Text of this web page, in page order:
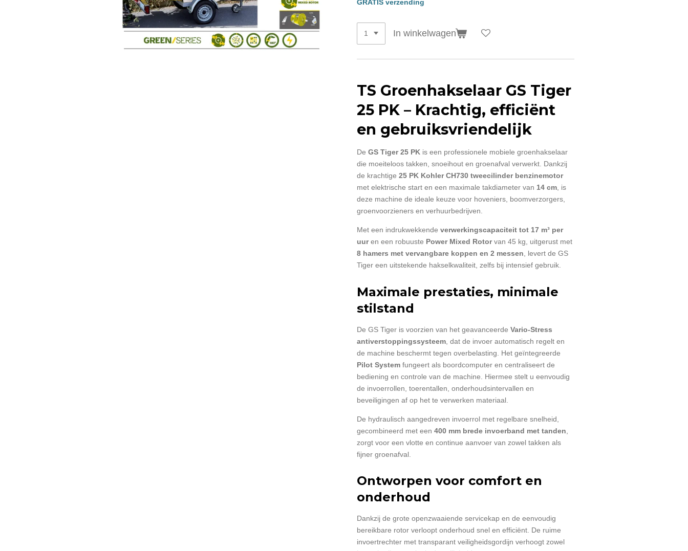
GRATIS verzending
In winkelwagen
TS Groenhakselaar GS Tiger
25 PK – Krachtig, efficiënt
en gebruiksvriendelijk
De GS Tiger 25 PK is een professionele mobiele groenhakselaar
die moeiteloos takken, snoeihout en groenafval verwerkt. Dankzij
de krachtige 25 PK Kohler CH730 tweecilinder benzinemotor
met elektrische start en een maximale takdiameter van 14 cm, is
deze machine de ideale keuze voor hoveniers, boomverzorgers,
groenvoorzieners en verhuurbedrijven.
Met een indrukwekkende verwerkingscapaciteit tot 17 m³ per
uuren een robuuste Power Mixed Rotorvan 45 kg, uitgerust met
8 hamers met vervangbare koppen en 2 messen, levert de GS
Tiger een uitstekende hakselkwaliteit, zelfs bij intensief gebruik.
Maximale prestaties, minimale
stilstand
De GS Tiger is voorzien van het geavanceerde Vario-Stress
antiverstoppingssysteem , dat de invoer automatisch regelt en
de machine beschermt tegen overbelasting. Het geïntegreerde
Pilot System fungeert als boordcomputer en centraliseert de
bediening en controle van de machine. Hiermee stelt u eenvoudig
de invoerrollen, toerentallen, onderhoudsintervallen en
beveiligingen af op het te verwerken materiaal.
De hydraulisch aangedreven invoerrol met regelbare snelheid,
gecombineerd met een 400 mm brede invoerband met tanden
zorgt voor een vlotte en continue aanvoer van zowel takken als
fijner groenafval.
Ontworpen voor comfort en
onderhoud
Dankzij de grote openzwaaiende servicekap en de eenvoudig
bereikbare rotor verloopt onderhoud snel en efficiënt. De ruime
invoertrechter met transparant veiligheidsgordijn verhoogt zowel